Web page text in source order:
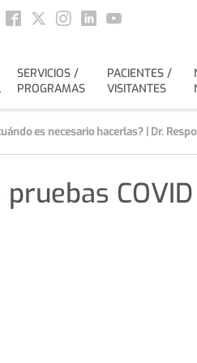
Social
SERVICIOS /
PROGRAMAS
PACIENTES /
VISITANTES
es necesario hacerlas? | Dr.